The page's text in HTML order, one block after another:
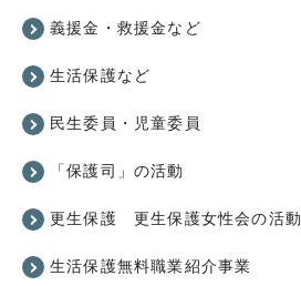
義援金・救援金など
生活保護など
民生委員・児童委員
「保護司」の活動
更生保護 更生保護女性会の活動
生活保護無料職業紹介事業